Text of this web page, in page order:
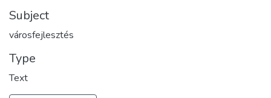
Subject
városfejlesztés
Type
Text